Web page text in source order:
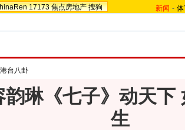
17173 焦点房地产 搜狗 新闻 -
港台八卦
韵琳《七子》动天下
生